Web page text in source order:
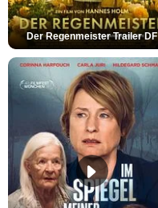
Der Regenmeister Trailer DF